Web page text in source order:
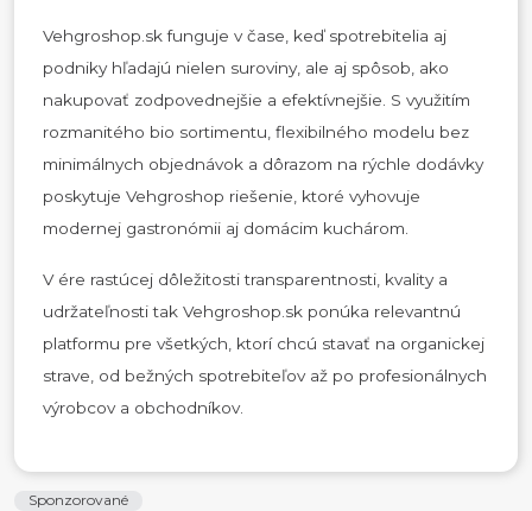
Vehgroshop.sk funguje v čase, keď spotrebitelia aj
podniky hľadajú nielen suroviny, ale aj spôsob, ako
nakupovať zodpovednejšie a efektívnejšie. S využitím
rozmanitého bio sortimentu, flexibilného modelu bez
minimálnych objednávok a dôrazom na rýchle dodávky
poskytuje Vehgroshop riešenie, ktoré vyhovuje
modernej gastronómii aj domácim kuchárom.
V ére rastúcej dôležitosti transparentnosti, kvality a
udržateľnosti tak Vehgroshop.sk ponúka relevantnú
platformu pre všetkých, ktorí chcú stavať na organickej
strave, od bežných spotrebiteľov až po profesionálnych
výrobcov a obchodníkov.
Sponzorované